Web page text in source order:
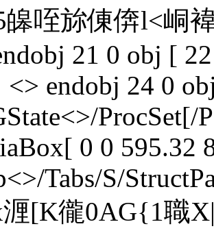
咥旀倲倴l<峒褘
21 0 obj [
<> endobj 24 0
ProcSet[/
0 0 595.32
Tabs/S/
湹[K徿0AG{1